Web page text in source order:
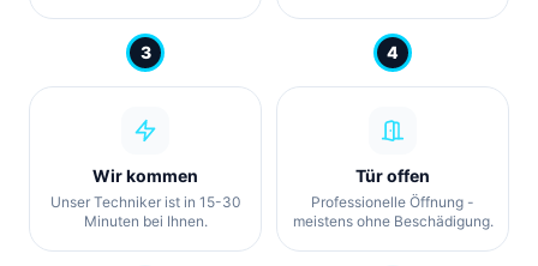
3
Wir kommen
Unser Techniker ist in 15-30
Minuten bei Ihnen.
4
Tür offen
Professionelle Öffnung -
meistens ohne Beschädigung.